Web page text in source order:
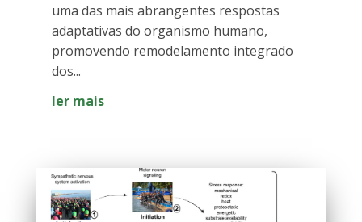
uma das mais abrangentes respostas
adaptativas do organismo humano,
promovendo remodelamento integrado
dos...
ler mais